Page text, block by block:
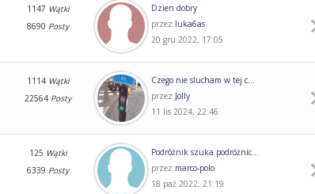
1147 Wątki
8690 Posty
Dzien dobry
przez luka6as
20 gru 2022, 17:05
1114 Wątki
22564 Posty
Czego nie slucham w tej c...
przez Jolly
11 lis 2024, 22:46
125 Wątki
6339 Posty
Podróżnik szuka podróżnic...
przez marco-polo
18 paź 2022, 21:19